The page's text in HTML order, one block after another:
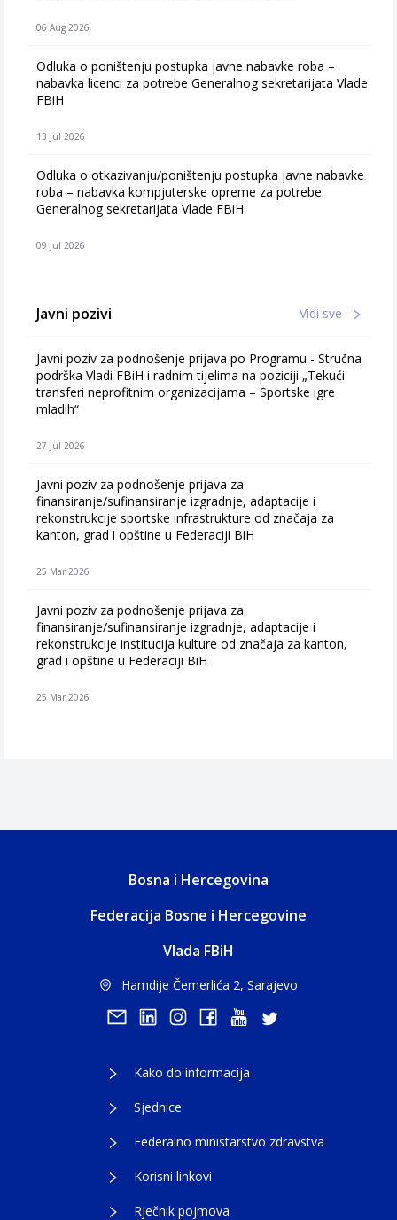
06 Aug 2026
Odluka o poništenju postupka javne nabavke roba –
nabavka licenci za potrebe Generalnog sekretarijata Vlade
FBiH
13 Jul 2026
Odluka o otkazivanju/poništenju postupka javne nabavke
roba – nabavka kompjuterske opreme za potrebe
Generalnog sekretarijata Vlade FBiH
09 Jul 2026
Javni pozivi Vidi sve
Javni poziv za podnošenje prijava po Programu - Stručna
podrška Vladi FBiH i radnim tijelima na poziciji „Tekući
transferi neprofitnim organizacijama – Sportske igre
mladih“
27 Jul 2026
Javni poziv za podnošenje prijava za
finansiranje/sufinansiranje izgradnje, adaptacije i
rekonstrukcije sportske infrastrukture od značaja za
kanton, grad i opštine u Federaciji BiH
25 Mar 2026
Javni poziv za podnošenje prijava za
finansiranje/sufinansiranje izgradnje, adaptacije i
rekonstrukcije institucija kulture od značaja za kanton,
grad i opštine u Federaciji BiH
25 Mar 2026
Bosna i Hercegovina
Federacija Bosne i Hercegovine
Vlada FBiH
Hamdije Čemerlića 2, Sarajevo
Kako do informacija
Sjednice
Federalno ministarstvo zdravstva
Korisni linkovi
Rječnik pojmova